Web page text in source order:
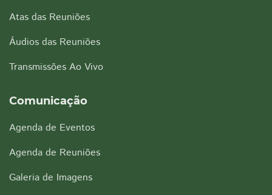
Atas das Reuniões
Áudios das Reuniões
Transmissões Ao Vivo
Comunicação
Agenda de Eventos
Agenda de Reuniões
Galeria de Imagens